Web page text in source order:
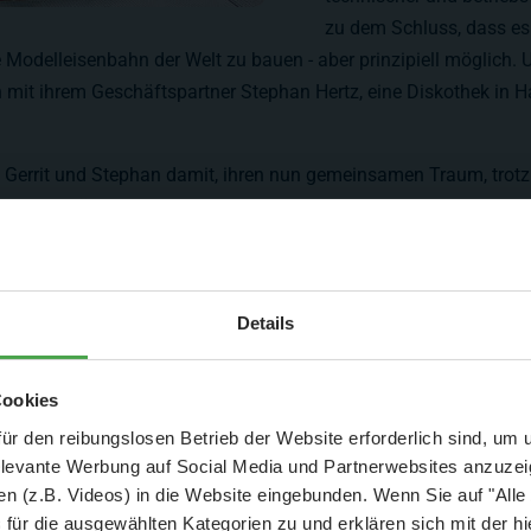
Details
den reibungslosen Betrieb der Website erforderlich sind, um
Werbung auf Social Media und Partnerwebsites
(z.B. Videos) in die Website eingebunden. Wenn Sie auf
die ausgewählten Kategorien zu und erklären sich mit der
zu dem Schluss, dass
der Welt zu bauen - aber prinzipiell möglich.
mit ihrem Geschäftspartner Stephan Hertz, eine Diskothek in
und Stephan damit, ihren nun gemeinsamen Traum,
stand für alle drei fest, dass sie sich auf dieses riskante
gewährleistet
Existenz als
Daher musste
realisieren ist, ob
Aktuelle Mitteilung
25 % Ersparnis bei Große Pötte & kleine
und September - ohne Wartezeit
- Abendliche Hafenrundfahrt/Lichterfahrt 🛥️
- anschließender Wunderland-BesuchOHNEWartezeit 🚂